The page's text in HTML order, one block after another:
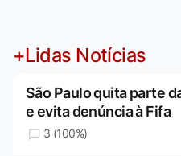
+Lidas Notícias
São Paulo quita parte
e evita denúncia à Fifa
3 (100%)